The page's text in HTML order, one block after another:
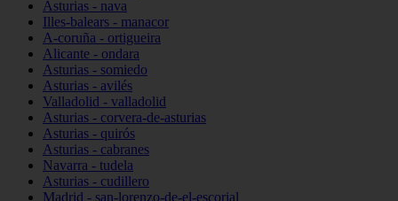
Asturias - nava
Illes-balears - manacor
A-coruña - ortigueira
Alicante - ondara
Asturias - somiedo
Asturias - avilés
Valladolid - valladolid
Asturias - corvera-de-asturias
Asturias - quirós
Asturias - cabranes
Navarra - tudela
Asturias - cudillero
Madrid - san-lorenzo-de-el-escorial